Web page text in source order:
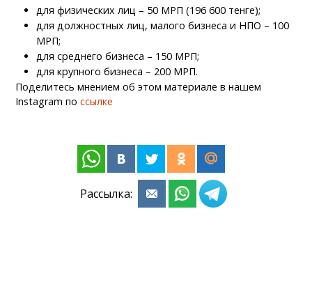
для физических лиц – 50 МРП (196 600 тенге);
для должностных лиц, малого бизнеса и НПО – 100
МРП;
для среднего бизнеса – 150 МРП;
для крупного бизнеса – 200 МРП.
Поделитесь мнением об этом материале в нашем
Instagram поссылке
Рассылка: